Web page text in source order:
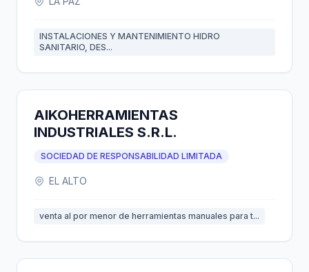
INSTALACIONES Y MANTENIMIENTO HIDRO
SANITARIO, DES...
AIKOHERRAMIENTAS
INDUSTRIALES S.R.L.
SOCIEDAD DE RESPONSABILIDAD LIMITADA
EL ALTO
venta al por menor de herramientas manuales para t...